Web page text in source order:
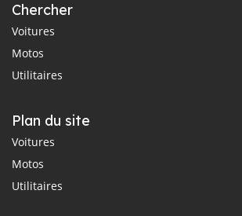
Chercher
Voitures
Motos
Utilitaires
Plan du site
Voitures
Motos
Utilitaires